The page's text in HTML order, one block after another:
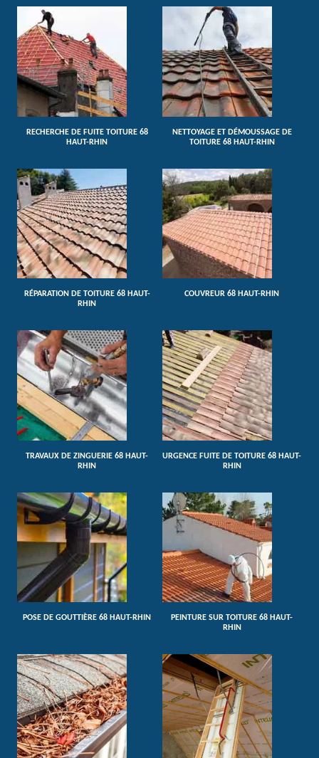
RECHERCHE DE FUITE TOITURE 68
HAUT-RHIN
NETTOYAGE ET DÉMOUSSAGE DE
TOITURE 68 HAUT-RHIN
RÉPARATION DE TOITURE 68 HAUT-
RHIN
COUVREUR 68 HAUT-RHIN
TRAVAUX DE ZINGUERIE 68 HAUT-
RHIN
URGENCE FUITE DE TOITURE 68 HAUT-
RHIN
POSE DE GOUTTIÈRE 68 HAUT-RHIN
PEINTURE SUR TOITURE 68 HAUT-
RHIN